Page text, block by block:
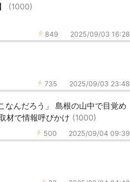
(1000)
849 2025/09/03 16:28
735 2025/09/03 23:48
なんだろう」 島根の山中で目覚め
材で情報呼びかけ (1000)
500 2025/09/04 09:39